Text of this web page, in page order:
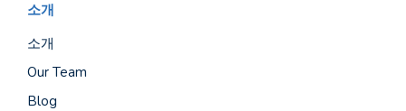
소개
소개
Our Team
Blog